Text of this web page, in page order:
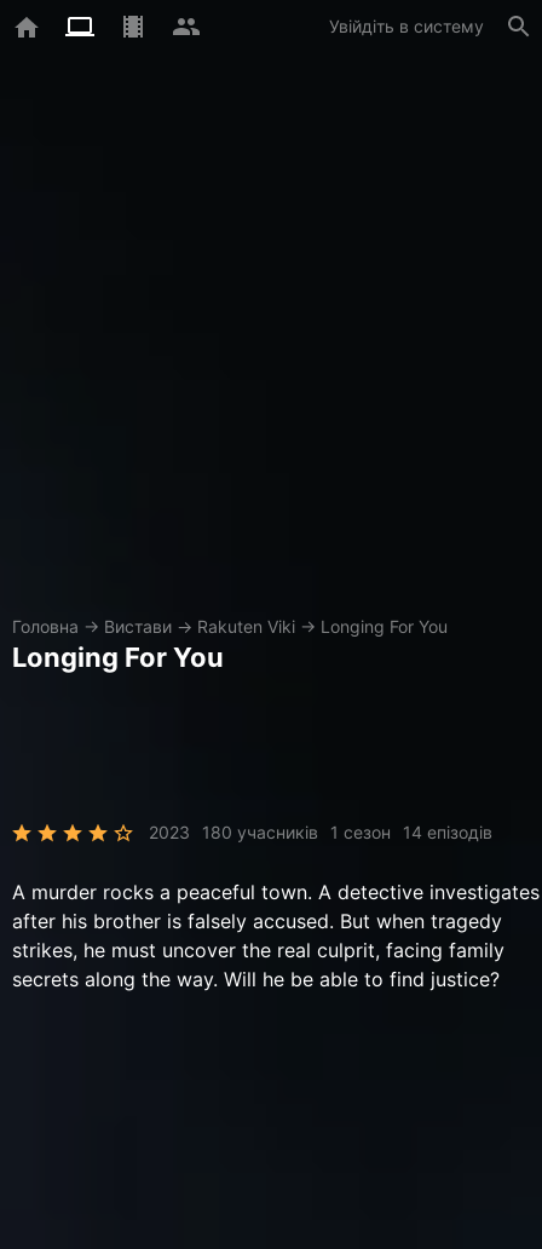
Увійдіть в систему
Головна → Вистави → Rakuten Viki → Longing For You
Longing For You
2023 180 учасників 1 сезон 14 епізодів
A murder rocks a peaceful town. A detective investigates
after his brother is falsely accused. But when tragedy
strikes, he must uncover the real culprit, facing family
secrets along the way. Will he be able to find justice?